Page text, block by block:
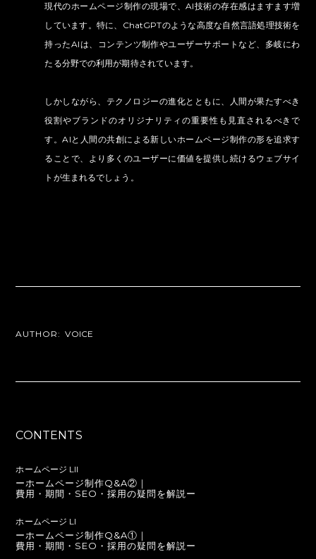
現代のホームページ制作の現場で、AI技術の存在感はますます増
しています。特に、ChatGPTのような高度な自然言語処理技術を
持ったAIは、コンテンツ制作やユーザーサポートなど、多岐にわ
たる分野での利用が期待されています。
しかしながら、テクノロジーの進化とともに、人間が果たすべき
役割やブランドのオリジナリティの重要性も見直されるべきで
す。AIと人間の共創による新しいホームページ制作の形を追求す
ることで、より多くのユーザーに価値を提供し続けるウェブサイ
トが生まれるでしょう。
AUTHOR: VOICE
CONTENTS
ホームページ LII
ーホームページ制作Q&A②｜
費用・期間・SEO・採用の疑問を解説ー
ホームページ LI
ーホームページ制作Q&A①｜
費用・期間・SEO・採用の疑問を解説ー